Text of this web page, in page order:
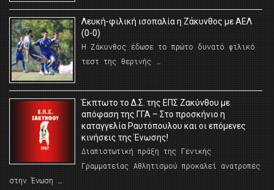
Λευκή-φιλική ισοπαλία η Ζάκυνθος με ΑΕΛ
(0-0)
Η Ζάκυνθος έδωσε το πρώτο δυνατό φιλικό
τεστ της θερινής …
Έκπτωτο το Δ.Σ. της ΕΠΣ Ζακύνθου με
απόφαση της ΓΓΑ – Στο προσκήνιο η
καταγγελία Ραυτόπουλου και οι επόμενες
κινήσεις της Ένωσης!
Διαπιστωτική πράξη της Γενικής
Γραμματείας Αθλητισμού προκαλεί ανατροπές
στην Ένωση …